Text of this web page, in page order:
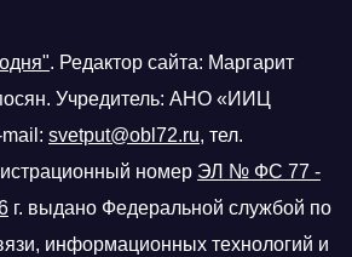
. Редактор сайта: Маргарит
Учредитель: АНО «ИИЦ
svetput@obl72.ru, тел.
номер ЭЛ № ФС 77 -
г. выдано Федеральной службой по
информационных технологий и